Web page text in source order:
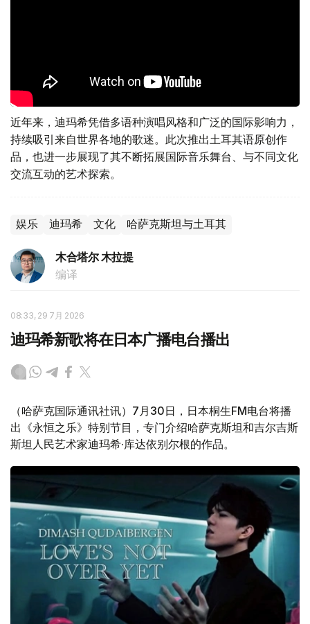
近年来，迪玛希凭借多语种演唱风格和广泛的国际影响力，
持续吸引来自世界各地的歌迷。此次推出土耳其语原创作
品，也进一步展现了其不断拓展国际音乐舞台、与不同文化
交流互动的艺术探索。
娱乐 迪玛希 文化 哈萨克斯坦与土耳其
木合塔尔 木拉提
编译
08:33, 29 7月 2026
迪玛希新歌将在日本广播电台播出
（哈萨克国际通讯社讯）7月30日，日本桐生FM电台将播
出《永恒之乐》特别节目，专门介绍哈萨克斯坦和吉尔吉斯
斯坦人民艺术家迪玛希·库达依别尔根的作品。